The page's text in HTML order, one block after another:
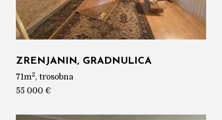
ZRENJANIN, GRADNULICA
71m2, trosobna
55 000 €